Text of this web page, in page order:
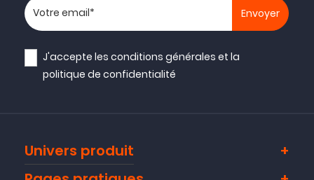
Votre adresse email
J'accepte lesconditions générales et la
politique de confidentialité
Univers produit